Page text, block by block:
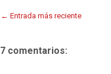
← Entrada más reciente
7 comentarios: